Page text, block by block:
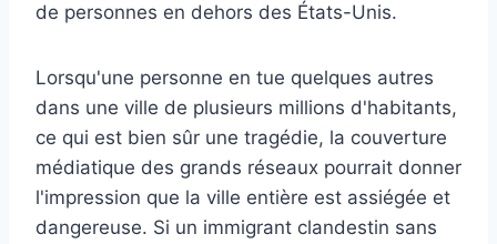
de personnes en dehors des États-Unis.
Lorsqu'une personne en tue quelques autres
dans une ville de plusieurs millions d'habitants,
ce qui est bien sûr une tragédie, la couverture
médiatique des grands réseaux pourrait donner
l'impression que la ville entière est assiégée et
dangereuse. Si un immigrant clandestin sans